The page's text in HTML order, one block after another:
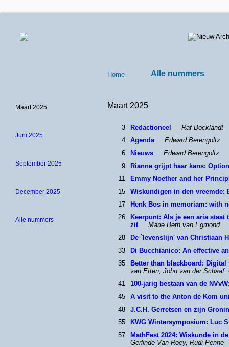
Home Alle nummers
Maart 2025
Juni 2025
September 2025
December 2025
Alle nummers
Maart 2025
3 Redactioneel
Raf Bocklandt
4
Agenda
Edward Berengoltz
6
Nieuws
Edward Berengoltz
9
Rianne grijpt haar kans:
11
Emmy Noether and her
15
Wiskundigen in den vreemde:
17
Henk Bos in memoriam: with
26
Keerpunt: Als je een aria
zit
Marie Beth van Egmond
28
De `levenslijn' van Christiaan
33
Di Bucchianico: An effective
35
Better than blackboard:
van Etten, John van der
41
100-jarig bestaan van de
45
A visit to the Anton de Kom
48
J.C.H. Gerretsen en zijn
55
KWG Wintersymposium: Luc
57
MathFest 2024: Wiskunde in
Gerlinde Van Roey, Rudi Penne